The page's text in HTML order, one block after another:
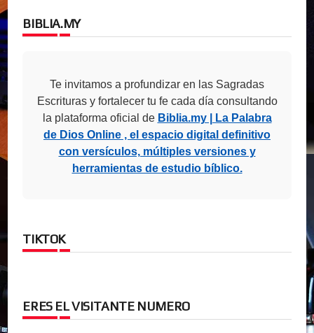
BIBLIA.MY
Te invitamos a profundizar en las Sagradas
Escrituras y fortalecer tu fe cada día consultando
la plataforma oficial de Biblia.my | La Palabra
de Dios Online , el espacio digital definitivo
con versículos, múltiples versiones y
herramientas de estudio bíblico.
TIKTOK
ERES EL VISITANTE NUMERO